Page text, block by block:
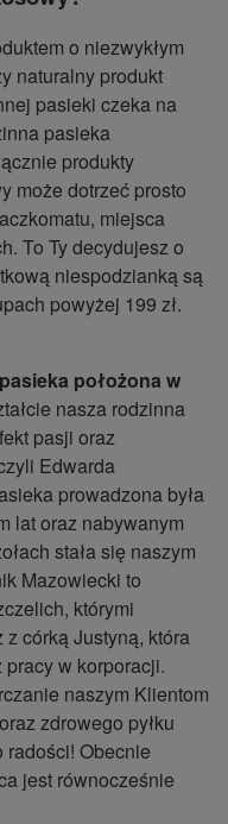
o niezwykłym
naturalny produkt
pasieki czeka na
pasieka
produkty
może dotrzeć prosto
miejsca
To Ty decydujesz o
niespodzianką są
powyżej 199 zł.
położona w
nasza rodzinna
pasji oraz
Edwarda
prowadzona była
lat oraz nabywanym
stała się naszym
Mazowiecki to
którymi
córką Justyną, która
w korporacji.
naszym Klientom
zdrowego pyłku
radości! Obecnie
jest równocześnie